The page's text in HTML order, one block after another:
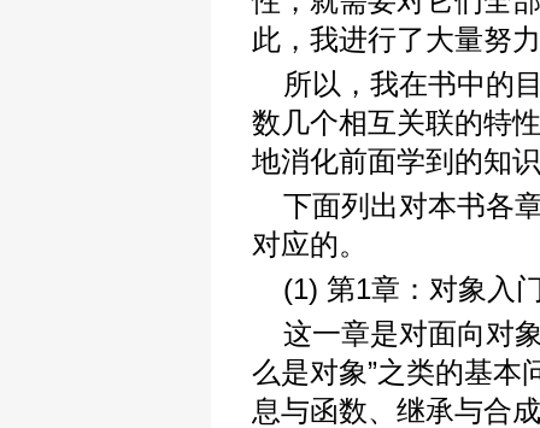
此，我进行了大量努
所以，我在书中的
数几个相互关联的特
地消化前面学到的知
下面列出对本书各
对应的。
(1) 第1章：对象入
这一章是对面向对
么是对象”之类的基本
息与函数、继承与合